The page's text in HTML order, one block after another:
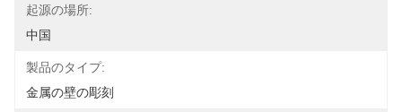
起源の場所:
中国
製品のタイプ:
金属の壁の彫刻